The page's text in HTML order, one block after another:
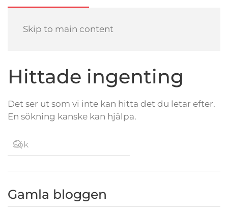
Skip to main content
Hittade ingenting
Det ser ut som vi inte kan hitta det du letar efter.
En sökning kanske kan hjälpa.
Gamla bloggen